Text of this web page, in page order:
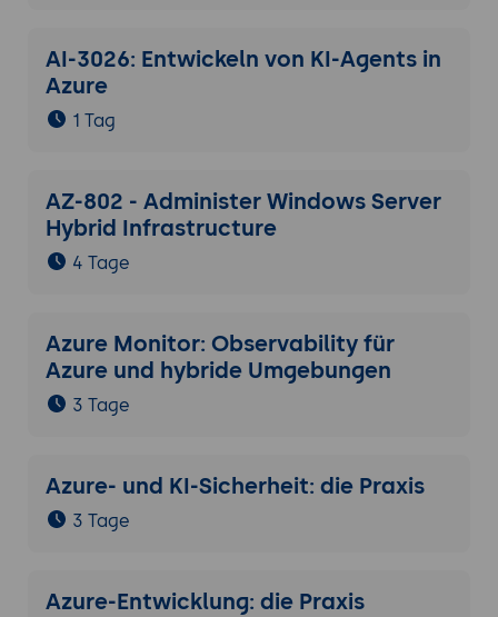
AI-3026: Entwickeln von KI-Agents in
Azure
1 Tag
AZ-802 - Administer Windows Server
Hybrid Infrastructure
4 Tage
Azure Monitor: Observability für
Azure und hybride Umgebungen
3 Tage
Azure- und KI-Sicherheit: die Praxis
3 Tage
Azure-Entwicklung: die Praxis